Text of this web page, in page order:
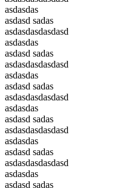
asdasdas
asdasd sadas
asdasdasdasdasd
asdasdas
asdasd sadas
asdasdasdasdasd
asdasdas
asdasd sadas
asdasdasdasdasd
asdasdas
asdasd sadas
asdasdasdasdasd
asdasdas
asdasd sadas
asdasdasdasdasd
asdasdas
asdasd sadas